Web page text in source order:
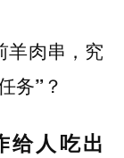
羊肉串，究
务”？
给人吃出